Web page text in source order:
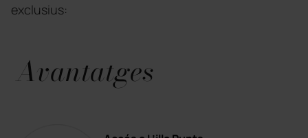
exclusius:
Avantatges